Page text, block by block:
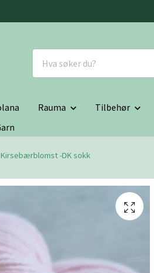
Rauma Tilbehør
Kirsebærblomst -DK sokk